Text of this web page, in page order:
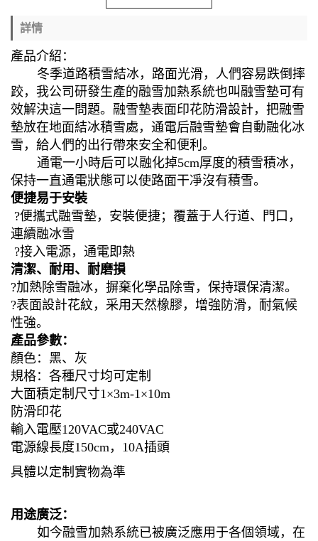
詳情
產品介紹：
冬季道路積雪結冰，路面光滑，人們容易跌倒摔
跤，我公司研發生產的融雪加熱系統也叫融雪墊可有
效解決這一問題。融雪墊表面印花防滑設計，把融雪
墊放在地面結冰積雪處，通電后融雪墊會自動融化冰
雪，給人們的出行帶來安全和便利。
通電一小時后可以融化掉5cm厚度的積雪積冰，
保持一直通電狀態可以使路面干凈沒有積雪。
便捷易于安裝
?便攜式融雪墊，安裝便捷；覆蓋于人行道、門口，
連續融冰雪
?接入電源，通電即熱
清潔、耐用、耐磨損
?加熱除雪融冰，摒棄化學品除雪，保持環保清潔。
?表面設計花紋，采用天然橡膠，增強防滑，耐氣候
性強。
產品參數：
顏色：黑、灰
規格：各種尺寸均可定制
大面積定制尺寸1×3m-1×10m
防滑印花
輸入電壓120VAC或240VAC
電源線長度150cm， 10A插頭
具體以定制實物為準
用途廣泛：
如今融雪加熱系統已被廣泛應用于各個領域，在